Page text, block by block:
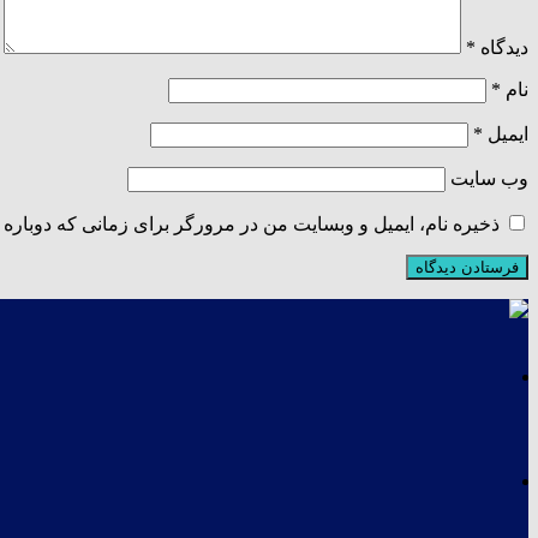
دیدگاه *
نام *
ایمیل *
وب‌ سایت
ذخیره نام، ایمیل و وبسایت من در مرورگر برای زمانی که